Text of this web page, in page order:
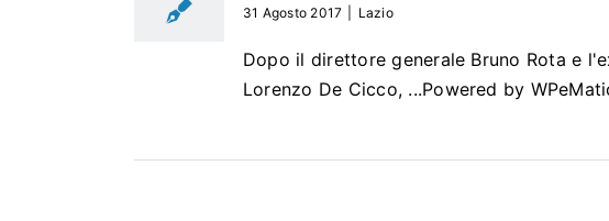
31 Agosto 2017 Lazio
Dopo il direttore generale Bruno Rota e
Lorenzo De Cicco, ...Powered by